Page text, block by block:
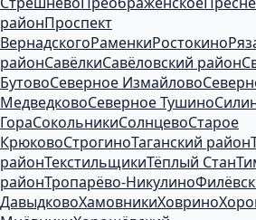
районПроспект
ВернадскогоРаменкиРостокино
районСавёлкиСавёловский район
БутовоСеверное Измайлово
МедведковоСеверное Тушино
ГораСокольникиСолнцевоСтарое
КрюковоСтрогиноТаганский район
районТекстильщикиТёплый Стан
районТропарёво-Никулино
ДавыдковоХамовникиХоврино